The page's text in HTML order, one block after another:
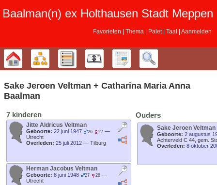
Baalman‎‎‎‎‎(n)‎‎‎‎‎ ex Holthausen Stadt Meppen
Favorieten Thema Palet Taal Aanmelden
Stamboom DiagrammenLijsten Kalender Rapporten
Sake Jeroen Veltman + Catharina Maria Anna
Baalman
7 kinderen
Jitte Aldricus Veltman
Geboorte: 22 juni 1947 26 27 —
Utrecht
Overleden: 25 juli 2012 — Tilburg
Herman Jacobus Veltman
Geboorte: 8 juni 1948 27 28 —
Utrecht
Ouders
Sake Jeroen Veltman
Geboorte: 2 augustus
Achterveld C 44, gem.
Overleden: 8 oktober